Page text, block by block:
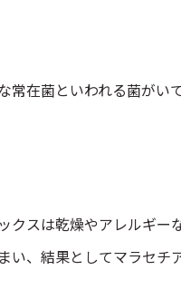
常在菌といわれる菌がい
クスは乾燥やアレルギ
、結果としてマラセチ